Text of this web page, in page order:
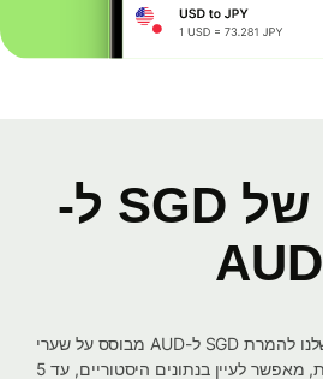
תרשים של SGD ל-
AUD
התרשים האינטראקטיבי שלנו להמרת SGD ל-AUD מבוסס על שערי
חליפין אמצעיים בזמן אמת, מאפשר לעיין בנתונים היסטוריים, עד 5